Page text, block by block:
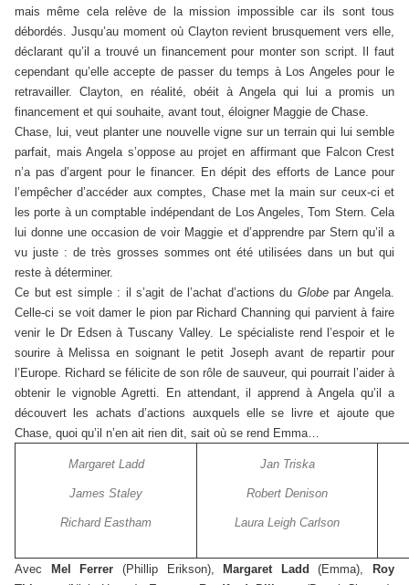
mais même cela relève de la mission impossible car ils sont tous
débordés. Jusqu’au moment où Clayton revient brusquement vers elle,
déclarant qu’il a trouvé un financement pour monter son script. Il faut
cependant qu’elle accepte de passer du temps à Los Angeles pour le
retravailler. Clayton, en réalité, obéit à Angela qui lui a promis un
financement et qui souhaite, avant tout, éloigner Maggie de Chase.
Chase, lui, veut planter une nouvelle vigne sur un terrain qui lui semble
parfait, mais Angela s’oppose au projet en affirmant que Falcon Crest
n’a pas d’argent pour le financer. En dépit des efforts de Lance pour
l’empêcher d’accéder aux comptes, Chase met la main sur ceux-ci et
les porte à un comptable indépendant de Los Angeles, Tom Stern. Cela
lui donne une occasion de voir Maggie et d’apprendre par Stern qu’il a
vu juste : de très grosses sommes ont été utilisées dans un but qui
reste à déterminer.
Ce but est simple : il s’agit de l’achat d’actions du Globepar Angela.
Celle-ci se voit damer le pion par Richard Channing qui parvient à faire
venir le Dr Edsen à Tuscany Valley. Le spécialiste rend l’espoir et le
sourire à Melissa en soignant le petit Joseph avant de repartir pour
l’Europe. Richard se félicite de son rôle de sauveur, qui pourrait l’aider à
obtenir le vignoble Agretti. En attendant, il apprend à Angela qu’il a
découvert les achats d’actions auxquels elle se livre et ajoute que
Chase, quoi qu’il n’en ait rien dit, sait où se rend Emma…
Margaret Ladd
James Staley
Richard Eastham
Jan Triska
Robert Denison
Laura Leigh Carlson
Avec Mel Ferrer (Phillip Erikson), Margaret Ladd(Emma),
Roy